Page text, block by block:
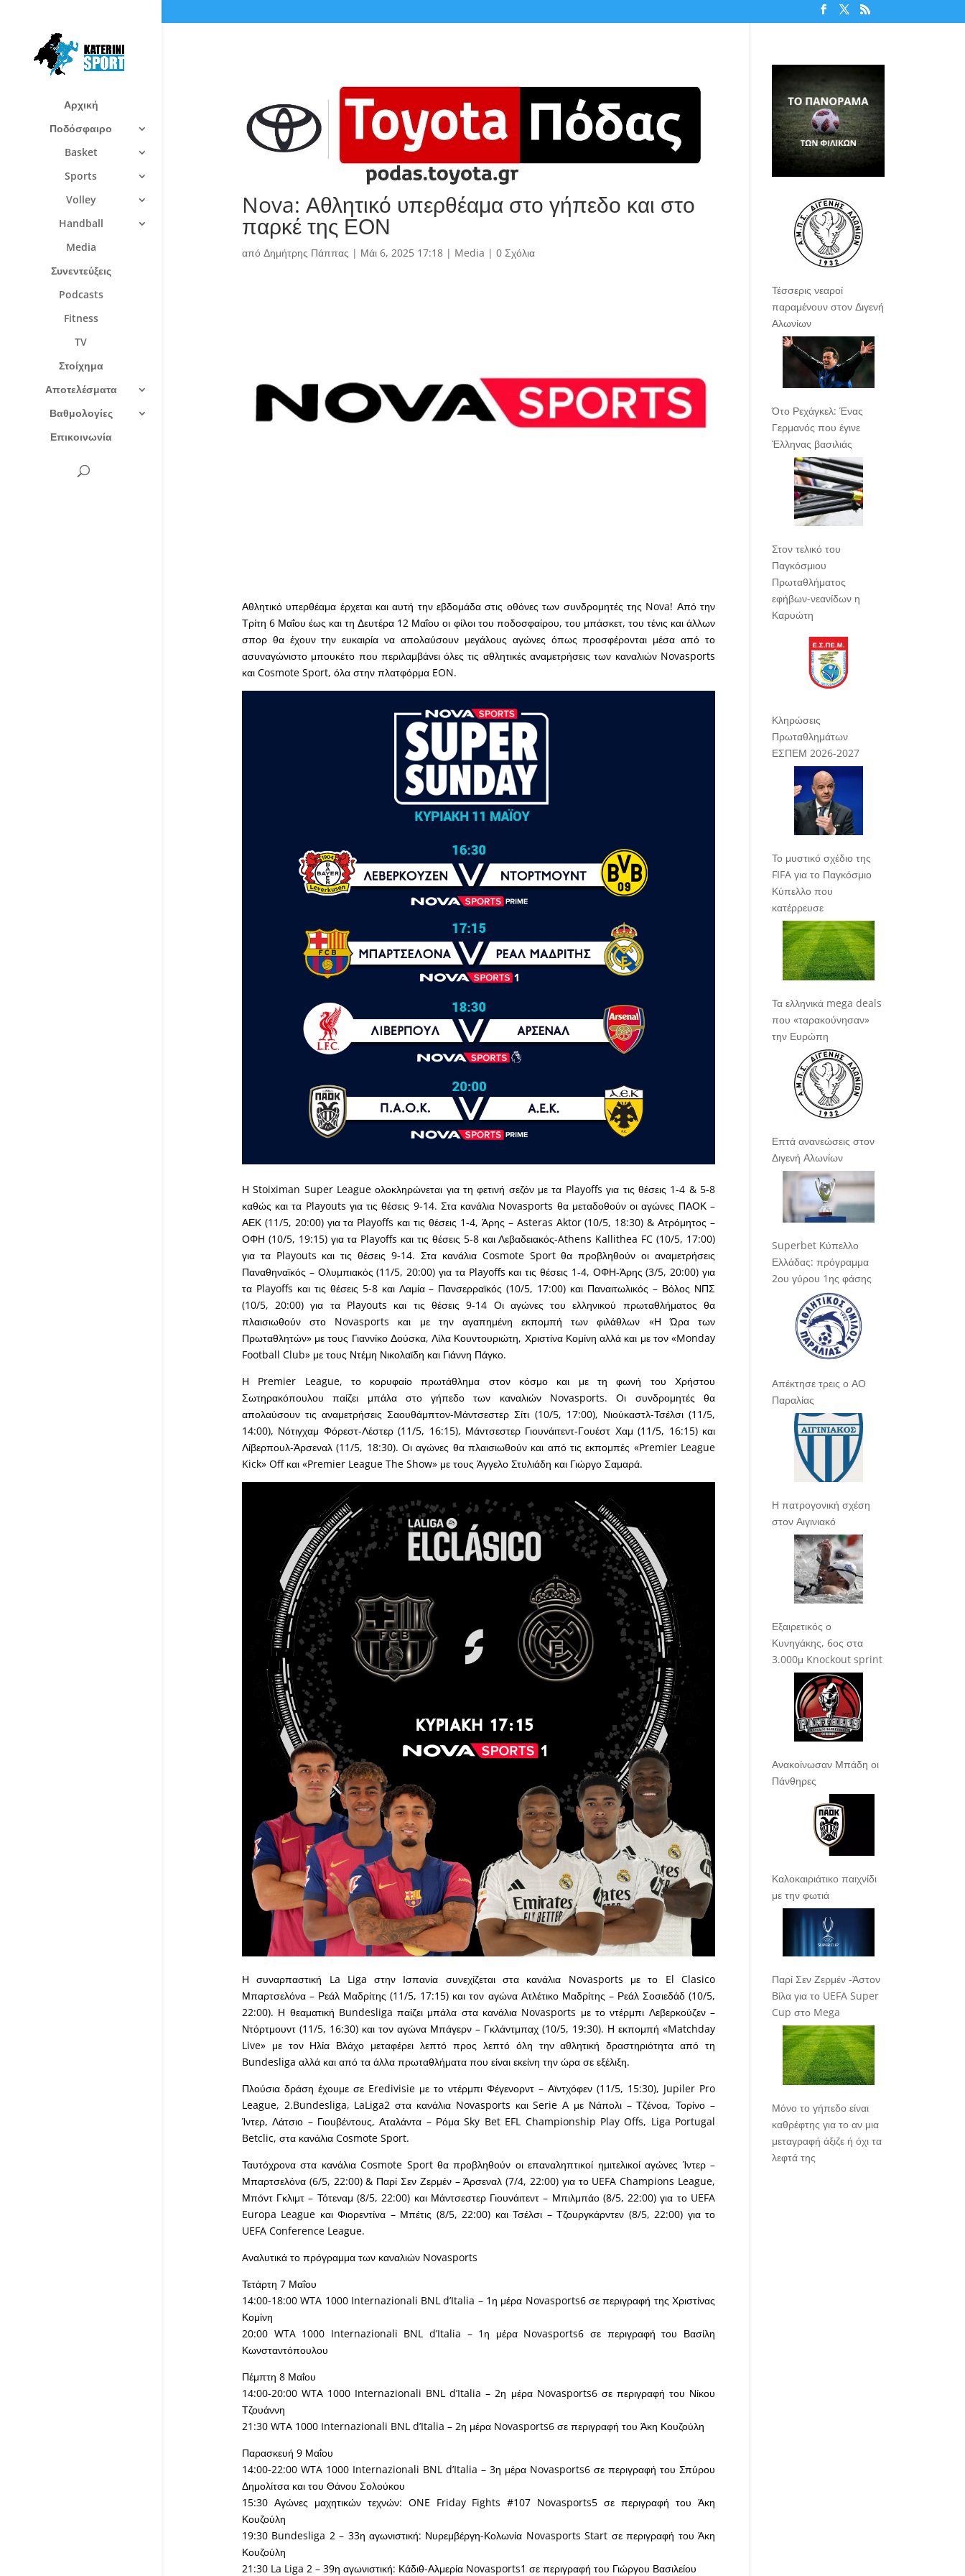
Αρχική
Ποδόσφαιρο
Basket
Sports
Volley
Handball
Media
Συνεντεύξεις
Podcasts
Fitness
TV
Στοίχημα
Αποτελέσματα
Βαθμολογίες
Επικοινωνία
Nova: Αθλητικό υπερθέαμα στο γήπεδο και στο
παρκέ της ΕΟΝ
από Δημήτρης Πάππας | Μάι 6, 2025 17:18| Media | 0 Σχόλια
Αθλητικό υπερθέαμα έρχεται και αυτή την εβδομάδα στις οθόνες των συνδρομητές της Nova! Από την
Τρίτη 6 Μαΐου έως και τη Δευτέρα 12 Μαΐου οι φίλοι του ποδοσφαίρου, του μπάσκετ, του τένις και άλλων
σπορ θα έχουν την ευκαιρία να απολαύσουν μεγάλους αγώνες όπως προσφέρονται μέσα από το
ασυναγώνιστο μπουκέτο που περιλαμβάνει όλες τις αθλητικές αναμετρήσεις των καναλιών Novasports
και Cosmote Sport, όλα στην πλατφόρμα EON.
Η Stoiximan Super League ολοκληρώνεται για τη φετινή σεζόν με τα Playoffs για τις θέσεις 1-4 & 5-8
καθώς και τα Playouts για τις θέσεις 9-14. Στα κανάλια Novasports θα μεταδοθούν οι αγώνες ΠΑΟΚ –
ΑΕΚ (11/5, 20:00) για τα Playoffs και τις θέσεις 1-4, Άρης – Asteras Aktor (10/5, 18:30) & Ατρόμητος –
ΟΦΗ (10/5, 19:15) για τα Playoffs και τις θέσεις 5-8 και Λεβαδειακός-Athens Kallithea FC (10/5, 17:00)
για τα Playouts και τις θέσεις 9-14. Στα κανάλια Cosmote Sport θα προβληθούν οι αναμετρήσεις
Παναθηναϊκός – Ολυμπιακός (11/5, 20:00) για τα Playoffs και τις θέσεις 1-4, ΟΦΗ-Άρης (3/5, 20:00) για
τα Playoffs και τις θέσεις 5-8 και Λαμία – Πανσερραϊκός (10/5, 17:00) και Παναιτωλικός – Βόλος ΝΠΣ
(10/5, 20:00) για τα Playouts και τις θέσεις 9-14 Οι αγώνες του ελληνικού πρωταθλήματος θα
πλαισιωθούν στο Novasports και με την αγαπημένη εκπομπή των φιλάθλων «Η Ώρα των
Πρωταθλητών» με τους Γιαννίκο Δούσκα, Λίλα Κουντουριώτη, Χριστίνα Κομίνη αλλά και με τον «Monday
Football Club» με τους Ντέμη Νικολαϊδη και Γιάννη Πάγκο.
Η Premier League, το κορυφαίο πρωτάθλημα στον κόσμο και με τη φωνή του Χρήστου
Σωτηρακόπουλου παίζει μπάλα στο γήπεδο των καναλιών Novasports. Οι συνδρομητές θα
απολαύσουν τις αναμετρήσεις Σαουθάμπτον-Μάντσεστερ Σίτι (10/5, 17:00), Νιούκαστλ-Τσέλσι (11/5,
14:00), Νότιγχαμ Φόρεστ-Λέστερ (11/5, 16:15), Μάντσεστερ Γιουνάιτεντ-Γουέστ Χαμ (11/5, 16:15) και
Λίβερπουλ-Άρσεναλ (11/5, 18:30). Οι αγώνες θα πλαισιωθούν και από τις εκπομπές «Premier League
Kick» Off και «Premier League The Show» με τους Άγγελο Στυλιάδη και Γιώργο Σαμαρά.
Η συναρπαστική La Liga στην Ισπανία συνεχίζεται στα κανάλια Novasports με το El Clasico
Μπαρτσελόνα – Ρεάλ Μαδρίτης (11/5, 17:15) και τον αγώνα Ατλέτικο Μαδρίτης – Ρεάλ Σοσιεδάδ (10/5,
22:00). Η θεαματική Bundesliga παίζει μπάλα στα κανάλια Novasports με το ντέρμπι Λεβερκούζεν –
Ντόρτμουντ (11/5, 16:30) και τον αγώνα Μπάγερν – Γκλάντμπαχ (10/5, 19:30). Η εκπομπή «Matchday
Live» με τον Ηλία Βλάχο μεταφέρει λεπτό προς λεπτό όλη την αθλητική δραστηριότητα από τη
Bundesliga αλλά και από τα άλλα πρωταθλήματα που είναι εκείνη την ώρα σε εξέλιξη.
Πλούσια δράση έχουμε σε Eredivisie με το ντέρμπι Φέγενορντ – Αϊντχόφεν (11/5, 15:30), Jupiler Pro
League, 2.Bundesliga, LaLiga2 στα κανάλια Novasports και Serie Α με Νάπολι – Τζένοα, Τορίνο –
Ίντερ, Λάτσιο – Γιουβέντους, Αταλάντα – Ρόμα Sky Bet EFL Championship Play Offs, Liga Portugal
Betclic, στα κανάλια Cosmote Sport.
Ταυτόχρονα στα κανάλια Cosmote Sport θα προβληθούν οι επαναληπτικοί ημιτελικοί αγώνες Ίντερ –
Μπαρτσελόνα (6/5, 22:00) & Παρί Σεν Ζερμέν – Άρσεναλ (7/4, 22:00) για το UEFA Champions League,
Μπόντ Γκλιμτ – Τότεναμ (8/5, 22:00) και Μάντσεστερ Γιουνάιτεντ – Μπιλμπάο (8/5, 22:00) για το UEFA
Europa League και Φιορεντίνα – Μπέτις (8/5, 22:00) και Τσέλσι – Τζουργκάρντεν (8/5, 22:00) για το
UEFA Conference League.
Aναλυτικά το πρόγραμμα των καναλιών Novasports
Τετάρτη 7 Μαΐου
14:00-18:00 WTA 1000 Internazionali BNL d’Italia – 1η μέρα Novasports6 σε περιγραφή της Χριστίνας
Κομίνη
20:00 WTA 1000 Internazionali BNL d’Italia – 1η μέρα Novasports6 σε περιγραφή του Βασίλη
Κωνσταντόπουλου
Πέμπτη 8 Μαΐου
14:00-20:00 WTA 1000 Internazionali BNL d’Italia – 2η μέρα Novasports6 σε περιγραφή του Νίκου
Τζουάννη
21:30 WTA 1000 Internazionali BNL d’Italia – 2η μέρα Novasports6 σε περιγραφή του Άκη Κουζούλη
Παρασκευή 9 Μαΐου
14:00-22:00 WTA 1000 Internazionali BNL d’Italia – 3η μέρα Novasports6 σε περιγραφή του Σπύρου
Δημολίτσα και του Θάνου Σολούκου
15:30 Αγώνες μαχητικών τεχνών: ONE Friday Fights #107 Novasports5 σε περιγραφή του Άκη
Κουζούλη
19:30 Bundesliga 2 – 33η αγωνιστική: Νυρεμβέργη-Κολωνία Novasports Start σε περιγραφή του Άκη
Κουζούλη
21:30 La Liga 2 – 39η αγωνιστική: Κάδιθ-Αλμερία Novasports1 σε περιγραφή του Γιώργου Βασιλείου
Τέσσερις νεαροί
παραμένουν στον Διγενή
Αλωνίων
Ότο Ρεχάγκελ: Ένας
Γερμανός που έγινε
Έλληνας βασιλιάς
Στον τελικό του
Παγκόσμιου
Πρωταθλήματος
εφήβων-νεανίδων η
Καρυώτη
Κληρώσεις
Πρωταθλημάτων
ΕΣΠΕΜ 2026-2027
Το μυστικό σχέδιο της
FIFA για το Παγκόσμιο
Κύπελλο που
κατέρρευσε
Τα ελληνικά mega deals
που «ταρακούνησαν»
την Ευρώπη
Επτά ανανεώσεις στον
Διγενή Αλωνίων
Superbet Κύπελλο
Ελλάδας: πρόγραμμα
2ου γύρου 1ης φάσης
Απέκτησε τρεις ο ΑΟ
Παραλίας
Η πατρογονική σχέση
στον Αιγινιακό
Εξαιρετικός ο
Κυνηγάκης, 6ος στα
3.000μ Knockout sprint
Ανακοίνωσαν Μπάδη οι
Πάνθηρες
Καλοκαιριάτικο παιχνίδι
με την φωτιά
Παρί Σεν Ζερμέν -Άστον
Βίλα για το UEFA Super
Cup στο Mega
Μόνο το γήπεδο είναι
καθρέφτης για το αν μια
μεταγραφή άξιζε ή όχι τα
λεφτά της